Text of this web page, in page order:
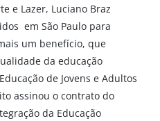
e Lazer, Luciano Braz
em São Paulo para
um benefício, que
da educação
de Jovens e Adultos
assinou o contrato do
da Educação